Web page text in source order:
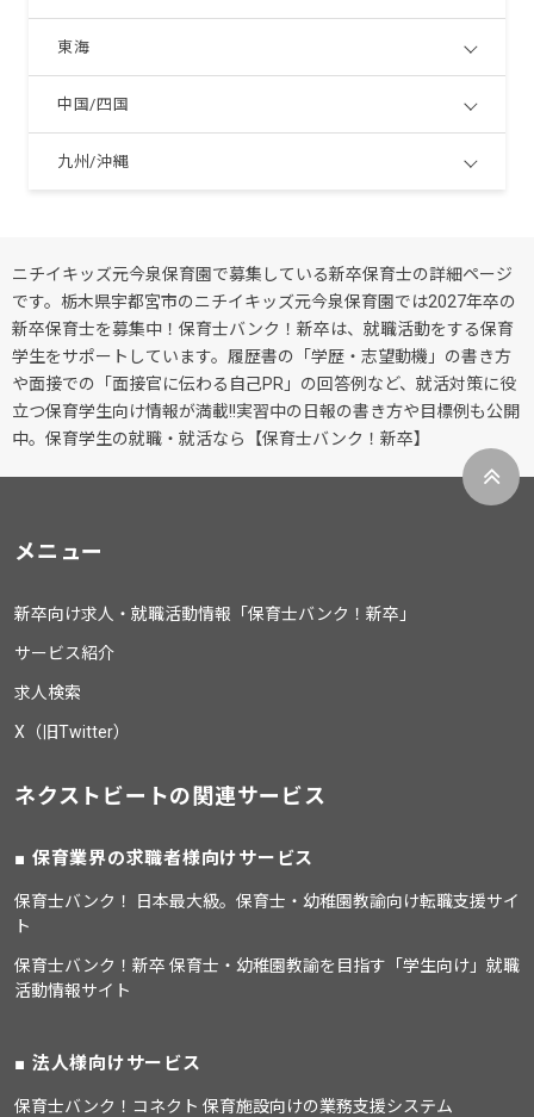
東海
中国/四国
九州/沖縄
ニチイキッズ元今泉保育園で募集している新卒保育士の詳細ページ
です。栃木県宇都宮市のニチイキッズ元今泉保育園では2027年卒の
新卒保育士を募集中！保育士バンク！新卒は、就職活動をする保育
学生をサポートしています。履歴書の「学歴・志望動機」の書き方
や面接での「面接官に伝わる自己PR」の回答例など、就活対策に役
立つ保育学生向け情報が満載!!実習中の日報の書き方や目標例も公開
中。保育学生の就職・就活なら【保育士バンク！新卒】
メニュー
新卒向け求人・就職活動情報「保育士バンク！新卒」
サービス紹介
求人検索
X（旧Twitter）
ネクストビートの関連サービス
保育業界の求職者様向けサービス
保育士バンク！ 日本最大級。保育士・幼稚園教諭向け転職支援サイ
ト
保育士バンク！新卒 保育士・幼稚園教諭を目指す「学生向け」就職
活動情報サイト
法人様向けサービス
保育士バンク！コネクト 保育施設向けの業務支援システム